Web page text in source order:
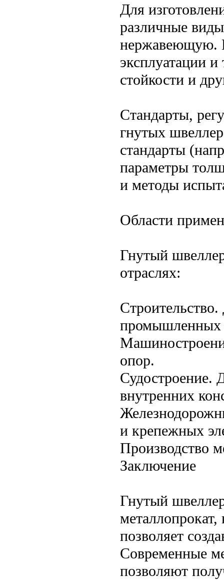
Для
различные
нержавеющую.
эксплуатации
стойкости и
Стандарты,
гнутых
стандарты
параметры
и методы
Области
Гнутый
отраслях:
промышленных
опор.
Судостроение.
внутренних
и крепежных
Производство
Заключение
Гнутый
позволяет
Современные
позволяют